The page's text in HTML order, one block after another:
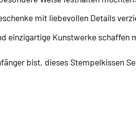
mit liebevollen Details
einzigartige Kunstwerke schaffen
bist, dieses Stempelkissen